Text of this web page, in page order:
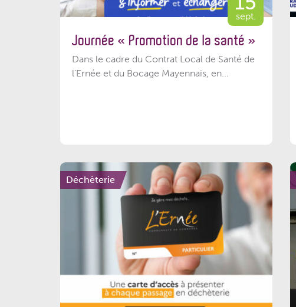
sept.
Journée « Promotion de la santé »
Dans le cadre du Contrat Local de Santé de
l’Ernée et du Bocage Mayennais, en...
Déchèterie